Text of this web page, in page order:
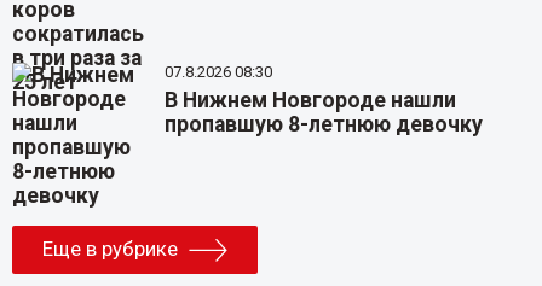
07.8.2026 08:30
В Нижнем Новгороде нашли
пропавшую 8-летнюю девочку
Еще в рубрике